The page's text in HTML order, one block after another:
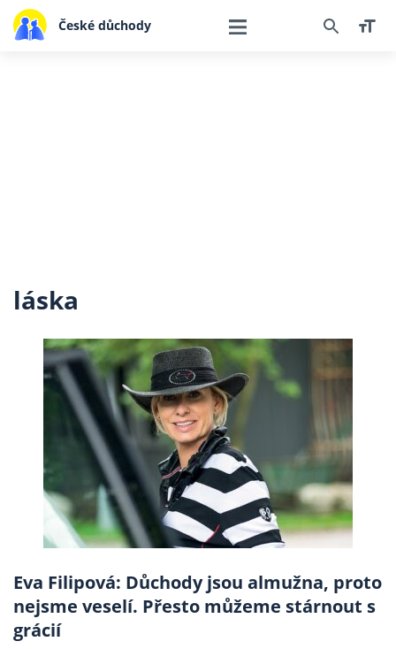
České důchody
láska
Eva Filipová: Důchody jsou almužna, proto
nejsme veselí. Přesto můžeme stárnout s
grácií